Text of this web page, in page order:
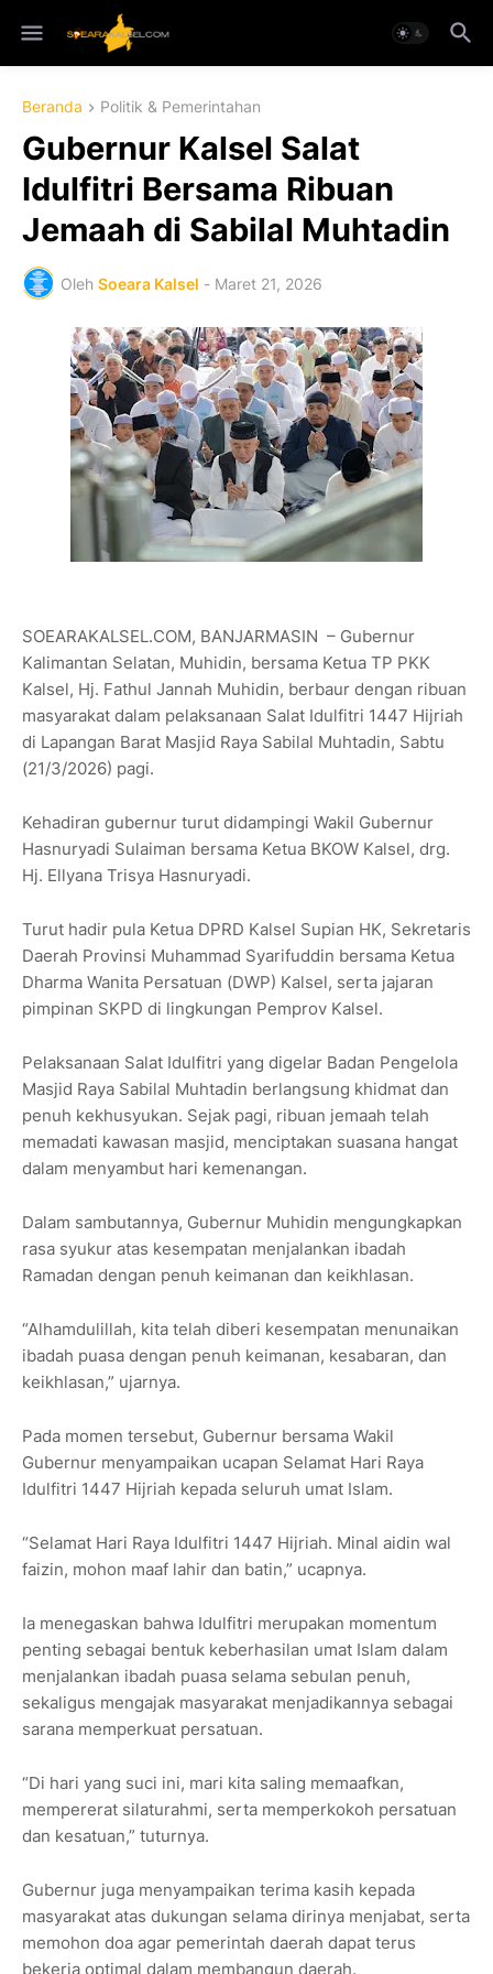
Beranda Politik & Pemerintahan
Gubernur Kalsel Salat
Idulfitri Bersama Ribuan
Jemaah di Sabilal Muhtadin
Oleh Soeara Kalsel - Maret 21, 2026
SOEARAKALSEL.COM, BANJARMASIN – Gubernur
Kalimantan Selatan, Muhidin, bersama Ketua TP PKK
Kalsel, Hj. Fathul Jannah Muhidin, berbaur dengan ribuan
masyarakat dalam pelaksanaan Salat Idulfitri 1447 Hijriah
di Lapangan Barat Masjid Raya Sabilal Muhtadin, Sabtu
(21/3/2026) pagi.
Kehadiran gubernur turut didampingi Wakil Gubernur
Hasnuryadi Sulaiman bersama Ketua BKOW Kalsel, drg.
Hj. Ellyana Trisya Hasnuryadi.
Turut hadir pula Ketua DPRD Kalsel Supian HK, Sekretaris
Daerah Provinsi Muhammad Syarifuddin bersama Ketua
Dharma Wanita Persatuan (DWP) Kalsel, serta jajaran
pimpinan SKPD di lingkungan Pemprov Kalsel.
Pelaksanaan Salat Idulfitri yang digelar Badan Pengelola
Masjid Raya Sabilal Muhtadin berlangsung khidmat dan
penuh kekhusyukan. Sejak pagi, ribuan jemaah telah
memadati kawasan masjid, menciptakan suasana hangat
dalam menyambut hari kemenangan.
Dalam sambutannya, Gubernur Muhidin mengungkapkan
rasa syukur atas kesempatan menjalankan ibadah
Ramadan dengan penuh keimanan dan keikhlasan.
“Alhamdulillah, kita telah diberi kesempatan menunaikan
ibadah puasa dengan penuh keimanan, kesabaran, dan
keikhlasan,” ujarnya.
Pada momen tersebut, Gubernur bersama Wakil
Gubernur menyampaikan ucapan Selamat Hari Raya
Idulfitri 1447 Hijriah kepada seluruh umat Islam.
“Selamat Hari Raya Idulfitri 1447 Hijriah. Minal aidin wal
faizin, mohon maaf lahir dan batin,” ucapnya.
Ia menegaskan bahwa Idulfitri merupakan momentum
penting sebagai bentuk keberhasilan umat Islam dalam
menjalankan ibadah puasa selama sebulan penuh,
sekaligus mengajak masyarakat menjadikannya sebagai
sarana memperkuat persatuan.
“Di hari yang suci ini, mari kita saling memaafkan,
mempererat silaturahmi, serta memperkokoh persatuan
dan kesatuan,” tuturnya.
Gubernur juga menyampaikan terima kasih kepada
masyarakat atas dukungan selama dirinya menjabat, serta
memohon doa agar pemerintah daerah dapat terus
bekerja optimal dalam membangun daerah.